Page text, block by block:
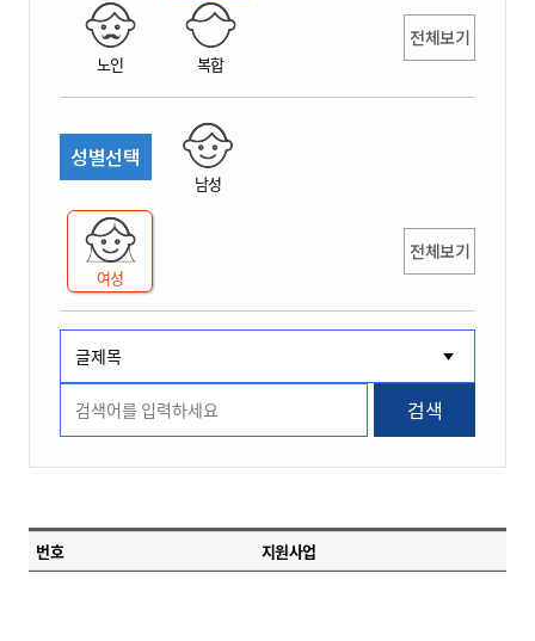
노인 복합
전체보기
성별선택
남성
여성
전체보기
검색
번호 지원사업